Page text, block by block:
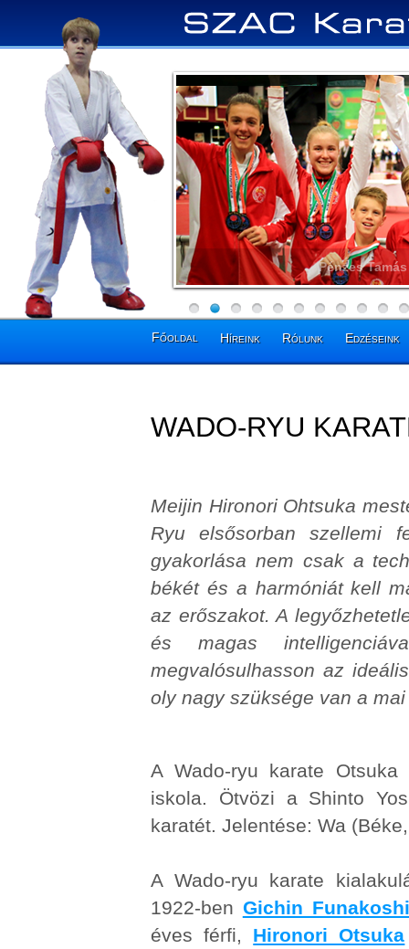
Pénzes
Főoldal Híreink Rólunk Edzéseink
WADO-RYU
Meijin Hironori Ohtsuka
Ryu elsősorban szellemi
gyakorlása nem csak a
békét és a harmóniát kell
az erőszakot. A
és magas
megvalósulhasson az
oly nagy szüksége van a
A Wado-ryu karate
iskola. Ötvözi a Shinto
karatét. Jelentése: Wa
A Wado-ryu karate
1922-ben Gichin Funakoshi
éves férfi, Hironori Otsuka